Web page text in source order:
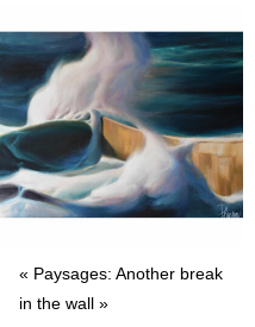
« Paysages: Another break
in the wall »